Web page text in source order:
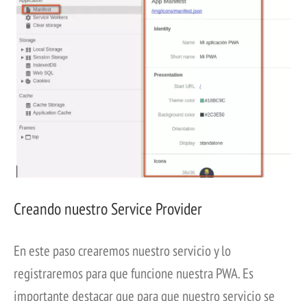
Creando nuestro Service Provider
En este paso crearemos nuestro servicio y lo
registraremos para que funcione nuestra PWA. Es
importante destacar que para que nuestro servicio se